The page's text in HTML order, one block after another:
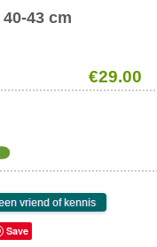
43 cm
€29.00
Save